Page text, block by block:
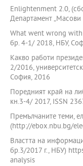
Enlightenment 2.0,
Департамент
What went wrong with
бр. 4-1/ 2018, НБУ,
Какво работи
2/2016,
София, 2016
Поредният край на
кн.3-4/ 2017, ISSN
Премълчаните теми,
(http://ebox.nbu.bg/
Властта на
бр.3/2017 г., НБУ)
analysis